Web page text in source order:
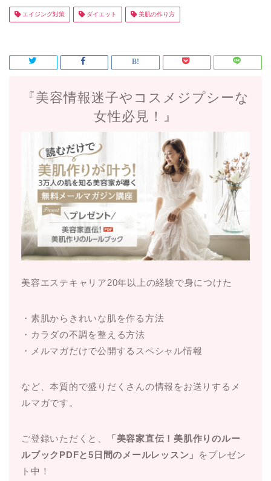
エイジング対策 ダイエット 美肌の作り方
『美容情報迷子やコスメジプシーな
女性必見！』
美容エステキャリア20年以上の経験で身につけた
・素肌からきれいな肌を作る方法
・カラダの不調を整える方法
・メルマガだけで公開するスペシャル情報
など、本質的で盛りだくさんの情報をお送りするメ
ルマガです。
ご登録いただくと、
「美容家直伝！美肌作りのルー
ルブックPDFと5日間のメールレッスン」
をプレゼン
ト中！